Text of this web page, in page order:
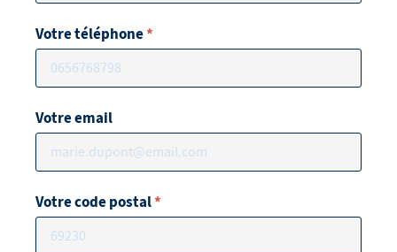
Votre téléphone*
Votre email
Votre code postal*